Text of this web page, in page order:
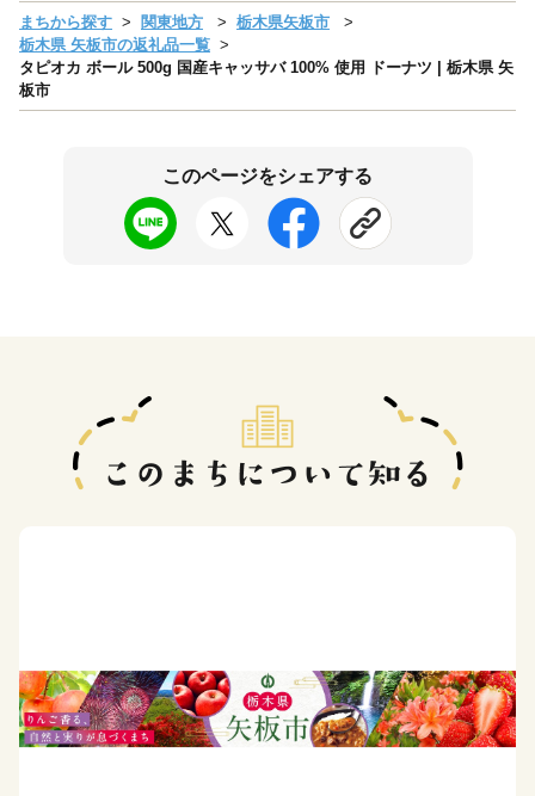
まちから探す 関東地方
栃木県矢板市
栃木県 矢板市の返礼品一覧
タピオカ ボール 500g 国産キャッサバ 100% 使用 ドーナツ | 栃木県 矢
板市
このページをシェアする